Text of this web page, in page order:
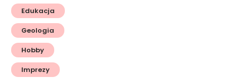
Edukacja
Geologia
Hobby
Imprezy